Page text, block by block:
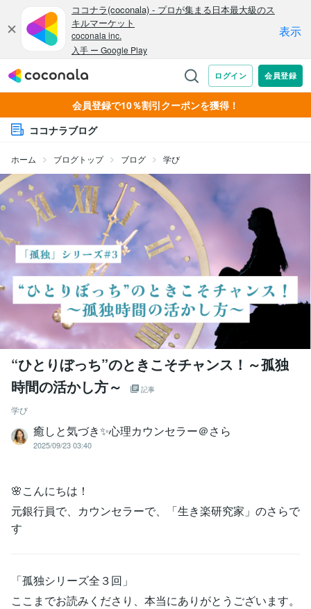
会員登録で10％割引クーポンを獲得！
ココナラブログ
ホーム ブログトップ ブログ 学び
“ひとりぼっち”のときこそチャンス！～孤独
時間の活かし方～
記事
学び
癒しと気づき✨心理カウンセラー＠さら
2025/09/23 03:40
🌸こんにちは！
元銀行員で、カウンセラーで、「生き楽研究家」のさらで
す
「孤独シリーズ全３回」
ここまでお読みくださり、本当にありがとうございます。